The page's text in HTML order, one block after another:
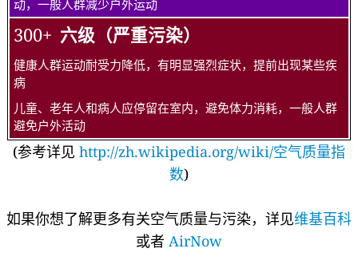
动，一般人群减少户外运动
300+ 六级（严重污染）
健康人群运动耐受力降低，有明显强烈症状，提前出现某些疾
病
儿童、老年人和病人应停留在室内，避免体力消耗，一般人群
避免户外活动
(参考详见 http://zh.wikipedia.org/wiki/空气质量指
数)
如果你想了解更多有关空气质量与污染，详见维基百科
或者 AirNow